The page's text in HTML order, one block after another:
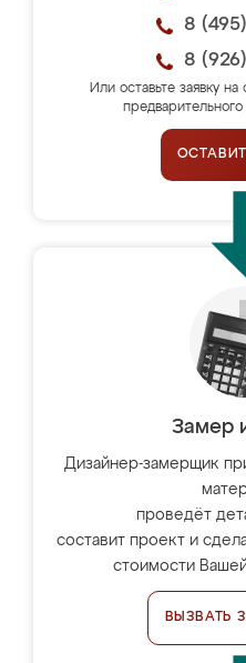
8
8
Или оставьте заявку на
Замер
Дизайнер-замерщик
проведёт
составит проект и
стоимости
ВЫЗВАТЬ